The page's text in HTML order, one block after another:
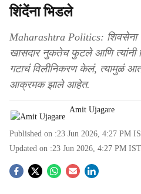
शिंदेंना भिडले
Maharashtra Politics: शिवसेना
खासदार नुकतेच फुटले आणि त्यांनी
गटाचं विलीनिकरण केलं, त्यामुळं
आक्रमक झाले आहेत.
Amit Ujagare
Published on :23 Jun 2026, 4:27 PM
Updated on :23 Jun 2026, 4:27 PM IST
S